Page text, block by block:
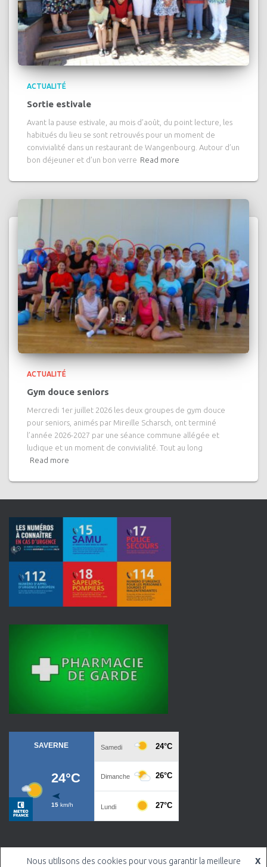
ACTUALITÉ
Sortie estivale
Avant la pause estivale, au mois d’août, du point lecture, les
habitués du lieu se sont retrouvés pour un moment de
convivialité dans un restaurant de Wangenbourg. Autour d’un
bon déjeuner et d’un bon verre Read more
ACTUALITÉ
Gym douce seniors
Mercredi 1er juillet 2026 les deux groupes de gym douce
pour seniors, animés par Mireille Scharsch, ont terminé
l’année 2026-2027 par une séance commune allégée et
ludique et un moment de convivialité. Tout au long
Read more
Nous utilisons des cookies pour vous garantir la meilleure X